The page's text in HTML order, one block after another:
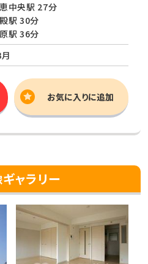
中央駅 27分
駅 30分
駅 36分
お気に入りに追加
ャラリー